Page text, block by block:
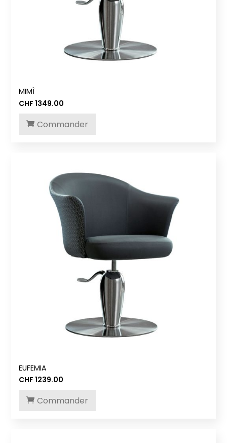
MIMÌ
CHF 1349.00
Commander
EUFEMIA
CHF 1239.00
Commander